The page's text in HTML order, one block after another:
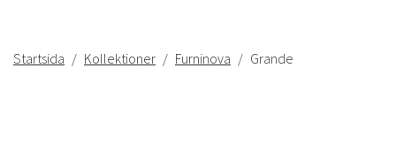
Startsida Kollektioner Furninova Grande